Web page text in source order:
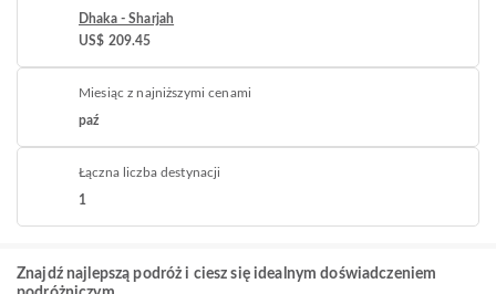
Dhaka - Sharjah
US$ 209.45
Miesiąc z najniższymi cenami
paź
Łączna liczba destynacji
1
Znajdź najlepszą podróż i ciesz się idealnym doświadczeniem